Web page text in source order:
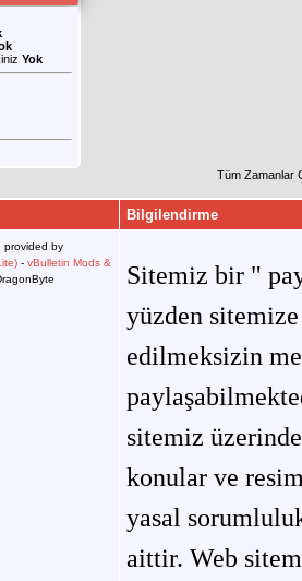
Yok
Tüm Zamanlar
Bilgilendirme
provided by
- vBulletin Mods &
Sitemiz bir "
yüzden
edilmeksizin
sitemiz
konular ve
yasal
aittir. Web